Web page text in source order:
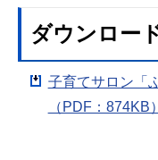
ダウンロー
子育てサロン「
（PDF：874KB）